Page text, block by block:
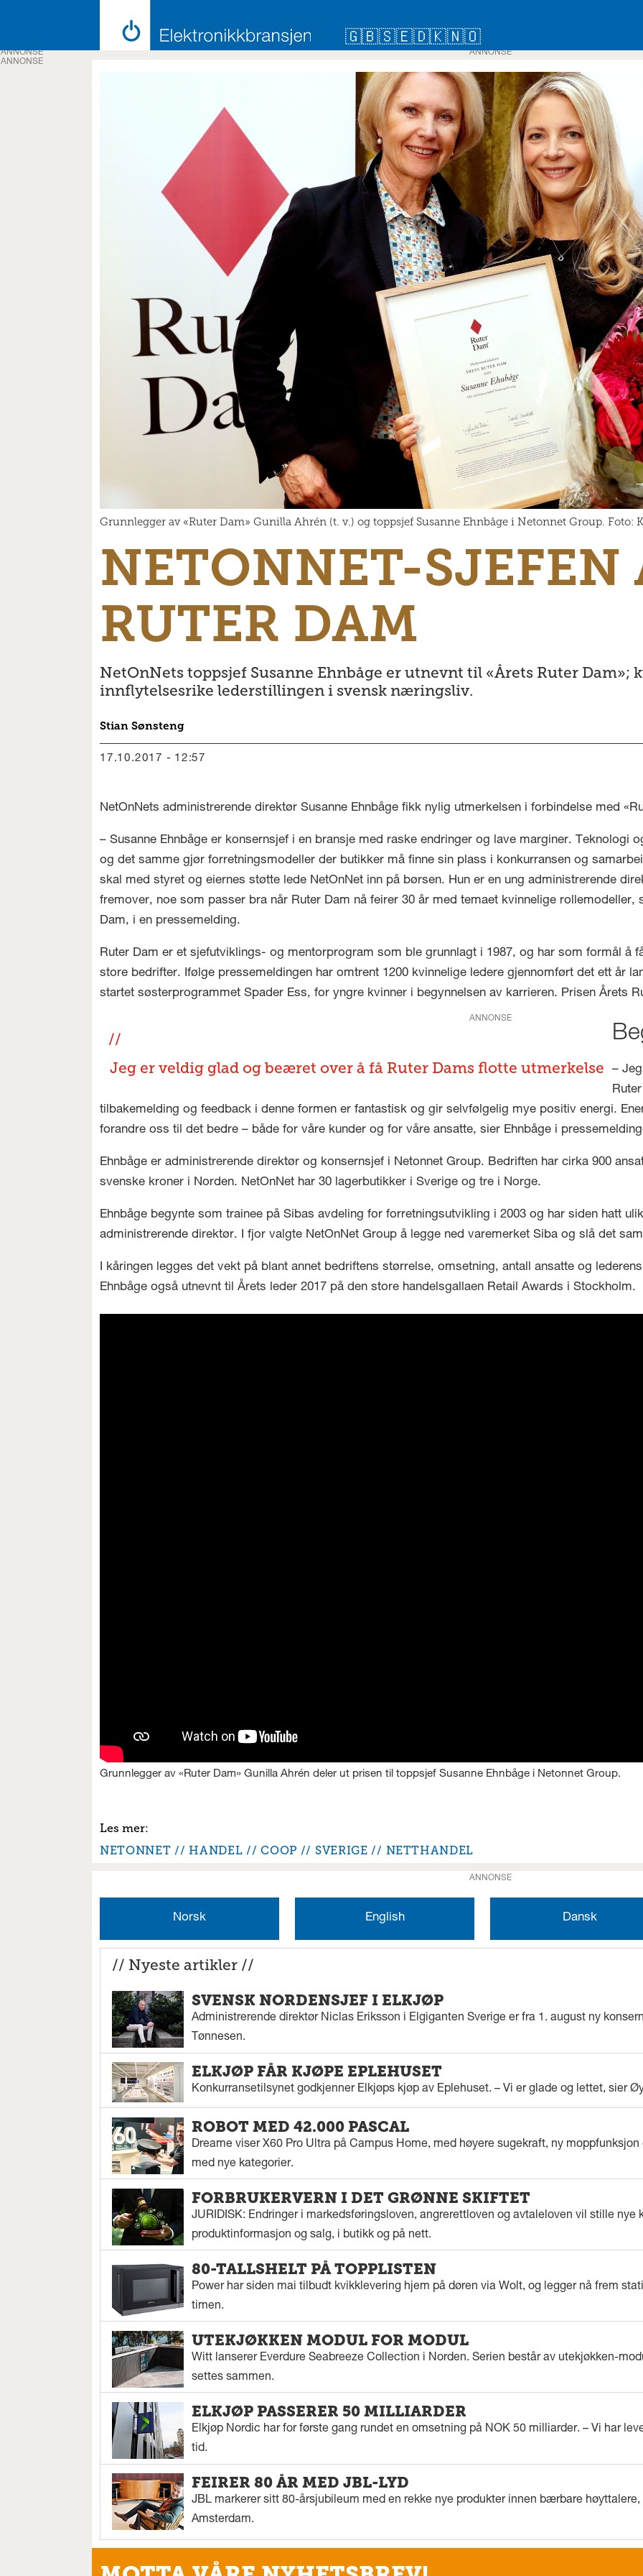
🇬🇧🇸🇪🇩🇰🇳🇴
ANNONSE
Grunnlegger av «Ruter Dam» Gunilla Ahrén (t. v.) og toppsjef Susanne Ehnbåge i Netonnet Group. Foto:
NETONNET-SJEFEN
RUTER DAM
NetOnNets toppsjef Susanne Ehnbåge er utnevnt til «Årets Ruter Dam»;
innflytelsesrike lederstillingen i svensk næringsliv.
Stian Sønsteng
17.10.2017 - 12:57
NetOnNets administrerende direktør Susanne Ehnbåge fikk nylig utmerkelsen i forbindelse med
– Susanne Ehnbåge er konsernsjef i en bransje med raske endringer og lave marginer. Teknologi
og det samme gjør forretningsmodeller der butikker må finne sin plass i konkurransen og
skal med styret og eiernes støtte lede NetOnNet inn på børsen. Hun er en ung administrerende
fremover, noe som passer bra når Ruter Dam nå feirer 30 år med temaet kvinnelige rollemodeller,
Dam, i en pressemelding.
Ruter Dam er et sjefutviklings- og mentorprogram som ble grunnlagt i 1987, og har som formål å
store bedrifter. Ifølge pressemeldingen har omtrent 1200 kvinnelige ledere gjennomført det ett år
startet søsterprogrammet Spader Ess, for yngre kvinner i begynnelsen av karrieren. Prisen Årets
ANNONSE
Jeg er veldig glad og beæret over å få Ruter Dams flotte utmerkelse
–
tilbakemelding og feedback i denne formen er fantastisk og gir selvfølgelig mye positiv energi.
forandre oss til det bedre – både for våre kunder og for våre ansatte, sier Ehnbåge i
Ehnbåge er administrerende direktør og konsernsjef i Netonnet Group. Bedriften har cirka 900
svenske kroner i Norden. NetOnNet har 30 lagerbutikker i Sverige og tre i Norge.
Ehnbåge begynte som trainee på Sibas avdeling for forretningsutvikling i 2003 og har siden hatt
administrerende direktør. I fjor valgte NetOnNet Group å legge ned varemerket Siba og slå det
I kåringen legges det vekt på blant annet bedriftens størrelse, omsetning, antall ansatte og
Ehnbåge også utnevnt til Årets leder 2017 på den store handelsgallaen Retail Awards i Stockholm.
Grunnlegger av «Ruter Dam» Gunilla Ahrén deler ut prisen til toppsjef Susanne Ehnbåge i Netonnet Group.
NETONNET HANDEL COOP SVERIGE NETTHANDEL
ANNONSE
Norsk English Dansk
// Nyeste artikler //
SVENSK NORDENSJEF I ELKJØP
Administrerende direktør Niclas Eriksson i Elgiganten Sverige er fra 1. august ny
Tønnesen.
ELKJØP FÅR KJØPE EPLEHUSET
Konkurransetilsynet godkjenner Elkjøps kjøp av Eplehuset. – Vi er glade og lettet, sier
ROBOT MED 42.000 PASCAL
Dreame viser X60 Pro Ultra på Campus Home, med høyere sugekraft, ny
med nye kategorier.
FORBRUKERVERN I DET GRØNNE SKIFTET
JURIDISK: Endringer i markedsføringsloven, angrerettloven og avtaleloven vil stille nye
produktinformasjon og salg, i butikk og på nett.
80-TALLSHELT PÅ TOPPLISTEN
Power har siden mai tilbudt kvikklevering hjem på døren via Wolt, og legger nå frem
timen.
UTEKJØKKEN MODUL FOR MODUL
Witt lanserer Everdure Seabreeze Collection i Norden. Serien består av utekjøkken-
settes sammen.
ELKJØP PASSERER 50 MILLIARDER
Elkjøp Nordic har for første gang rundet en omsetning på NOK 50 milliarder. – Vi har
tid.
FEIRER 80 ÅR MED JBL-LYD
JBL markerer sitt 80-årsjubileum med en rekke nye produkter innen bærbare
Amsterdam.
ANNONSE
ANNONSE